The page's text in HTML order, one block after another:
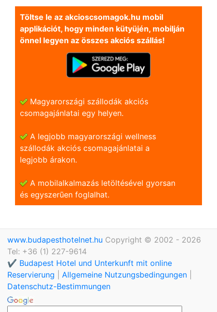
Töltse le az akcioscsomagok.hu mobil
applikációt, hogy minden kütyüjén, mobilján
önnel legyen az összes akciós szállás!
Magyarországi szállodák akciós
csomagajánlatai egy helyen.
A legjobb magyarországi wellness
szállodák akciós csomagajánlatai a
legjobb árakon.
A mobilalkalmazás letöltésével gyorsan
és egyszerũen foglalhat.
www.budapesthotelnet.hu Copyright © 2002 - 2026
Tel: +36 (1) 227-9614
✔️ Budapest Hotel und Unterkunft mit online
Reservierung
Allgemeine Nutzungsbedingungen
Datenschutz-Bestimmungen